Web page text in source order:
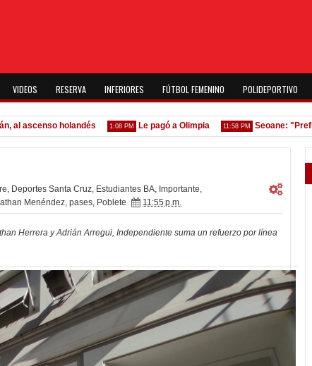
VIDEOS RESERVA INFERIORES FÚTBOL FEMENINO POLIDEPORTIVO
holandés 1:08 PM Le pagó a Olimpia 11:58 PM Seoane: "Prefiero
, Deportes Santa Cruz, Estudiantes BA, Importante,
Menéndez, pases, Poblete 11:55 p.m.
Herrera y Adrián Arregui, Independiente suma un refuerzo por línea